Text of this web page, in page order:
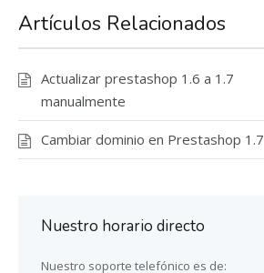
Artículos Relacionados
Actualizar prestashop 1.6 a 1.7
manualmente
Cambiar dominio en Prestashop 1.7
Nuestro horario directo
Nuestro soporte telefónico es de: